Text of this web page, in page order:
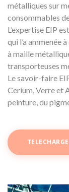
métalliques sur
consommables
L’expertise EIP
qui l’a ammenée
à maille
transporteuses
Le savoir-faire
Cerium, Verre et
peinture, du